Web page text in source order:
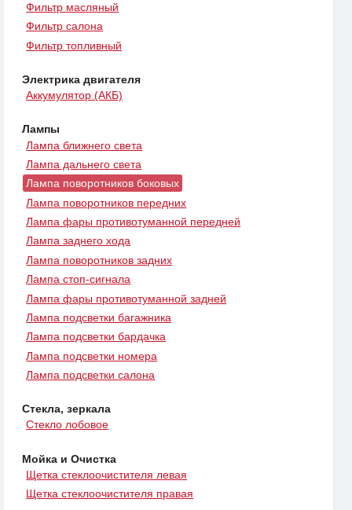
Фильтр масляный
Фильтр салона
Фильтр топливный
Электрика двигателя
Аккумулятор (АКБ)
Лампы
Лампа ближнего света
Лампа дальнего света
Лампа поворотников боковых
Лампа поворотников передних
Лампа фары противотуманной передней
Лампа заднего хода
Лампа поворотников задних
Лампа стоп-сигнала
Лампа фары противотуманной задней
Лампа подсветки багажника
Лампа подсветки бардачка
Лампа подсветки номера
Лампа подсветки салона
Стекла, зеркала
Стекло лобовое
Мойка и Очистка
Щетка стеклоочистителя левая
Щетка стеклоочистителя правая